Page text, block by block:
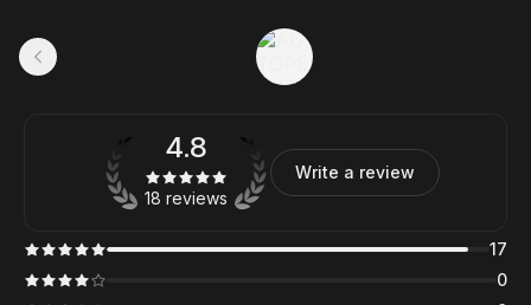
4.8
18 reviews
Write a review
17
0